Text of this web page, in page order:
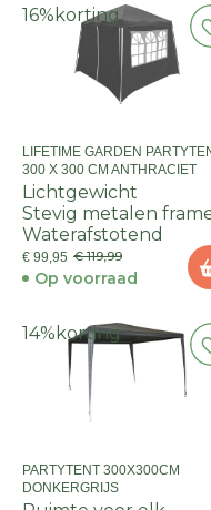
16% korting
LIFETIME GARDEN
300 X 300 CM ANTHRACIET
Lichtgewicht
Stevig metalen
Waterafstotend
€ 99,95 € 119,99
Op voorraad
14% korting
PARTYTENT 300X300CM
DONKERGRIJS